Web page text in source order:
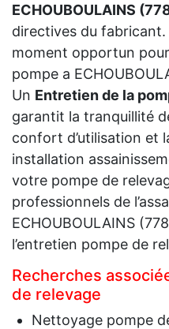
ECHOUBOULAINS
directives du
moment opportun
pompe a
Un Entretien de la
garantit la tranquillité
confort d’utilisation et
installation
votre pompe de
professionnels de
ECHOUBOULAINS
l’entretien pompe de
Recherches
de relevage
Nettoyage pompe